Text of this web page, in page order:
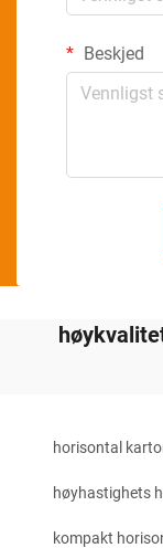
Beskjed
horisontal
høyhastighets
kompakt